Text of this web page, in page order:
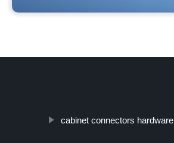
cabinet connectors hardware